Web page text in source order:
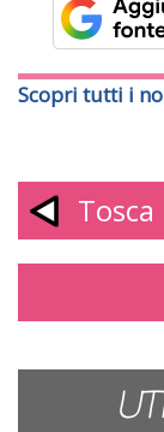
Scopri tutti i
Tosca